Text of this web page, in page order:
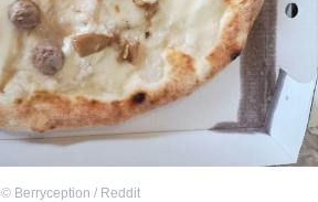
© Berryception / Reddit